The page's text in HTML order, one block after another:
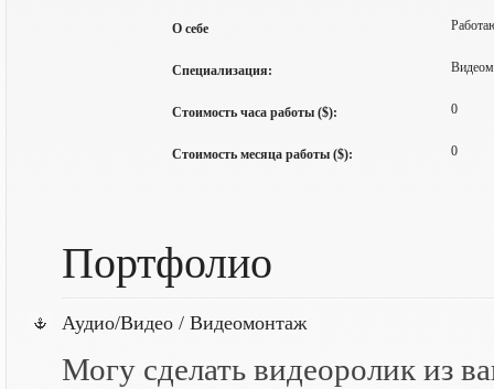
О себе
Специализация:
Стоимость часа работы ($): 0
Стоимость месяца работы ($): 0
Портфолио
Аудио/Видео / Видеомонтаж
Могу сделать видеоролик из